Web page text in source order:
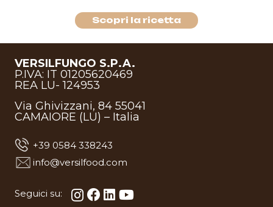
Scopri la ricetta
VERSILFUNGO S.P.A.
P.IVA: IT 01205620469
REA LU- 124953
Via Ghivizzani, 84 55041
CAMAIORE (LU) – Italia
+39 0584 338243
info@versilfood.com
Seguici su: